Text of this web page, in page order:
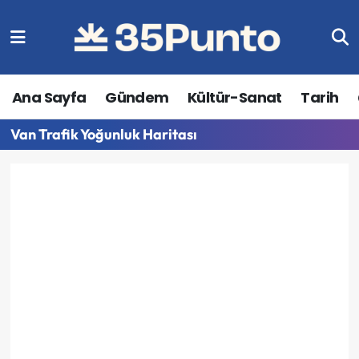
Ana Sayfa Gündem Kültür-Sanat Tarih
Van Trafik Yoğunluk Haritası